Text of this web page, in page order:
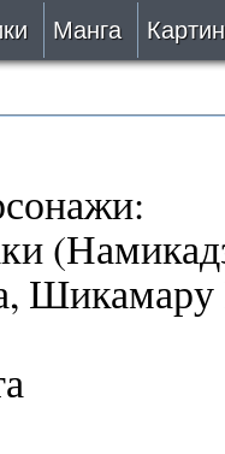
Манга
Шикамару